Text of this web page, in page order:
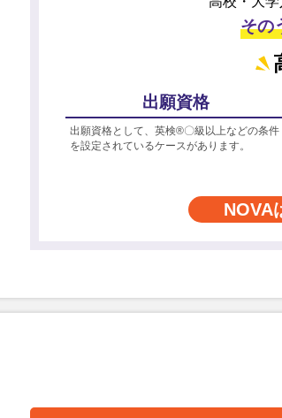
その
出願資格
出願資格として、英検®〇級以上などの条件
を設定されているケースがあります。
NOVA